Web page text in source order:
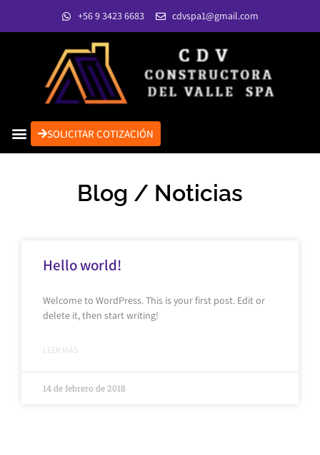
+56 9 3423 6683 cdvspa1@gmail.com
SOLICITAR COTIZACIÓN
Blog / Noticias
Hello world!
Welcome to WordPress. This is your first post. Edit or
delete it, then start writing!
LEER MÁS
14 de febrero de 2018